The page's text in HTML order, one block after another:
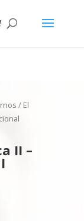
/ El
II –